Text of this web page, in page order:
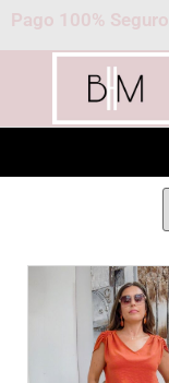
Pago 100% Seguro